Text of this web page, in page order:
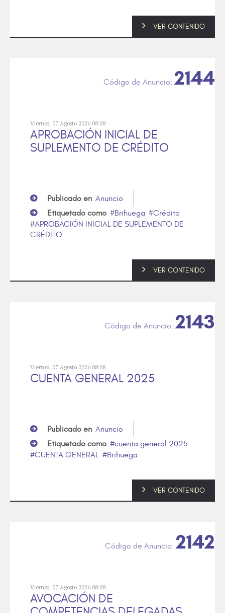
VER CONTENIDO
Viernes, 07 Agosto 2026 08:08
APROBACIÓN INICIAL DE
SUPLEMENTO DE CRÉDITO
2144
Publicado en Anuncio
Etiquetado como
Brihuega
Crédito
APROBACIÓN INICIAL DE SUPLEMENTO DE
CRÉDITO
VER CONTENIDO
Viernes, 07 Agosto 2026 08:08
CUENTA GENERAL 2025
2143
Publicado en Anuncio
Etiquetado como
cuenta general 2025
CUENTA GENERAL
Brihuega
VER CONTENIDO
Viernes, 07 Agosto 2026 08:08
AVOCACIÓN DE
2142